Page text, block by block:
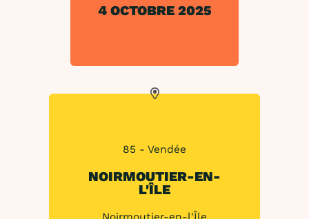
4 OCTOBRE 2025
85 - Vendée
NOIRMOUTIER-EN-
L'ÎLE